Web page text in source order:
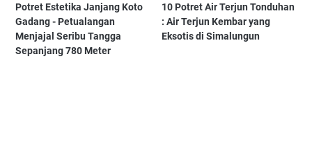
Potret Estetika Janjang Koto
Gadang - Petualangan
Menjajal Seribu Tangga
Sepanjang 780 Meter
10 Potret Air Terjun Tonduhan
: Air Terjun Kembar yang
Eksotis di Simalungun